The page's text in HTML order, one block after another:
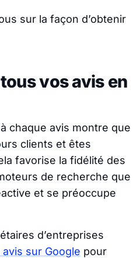
sur la façon d’obtenir
vos avis en
chaque avis montre que
clients et êtes
favorise la fidélité des
de recherche que
et se préoccupe
d’entreprises
sur Google pour